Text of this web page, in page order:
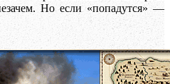
Но если «попадутся» —